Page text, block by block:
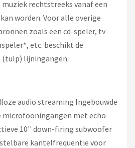
rechtstreeks vanaf een
worden. Voor alle overige
zoals een cd-speler, tv
etc. beschikt de
(tulp) lijningangen.
audio streaming Ingebouwde
microfooningangen met echo
10'' down-firing subwoofer
kantelfrequentie voor